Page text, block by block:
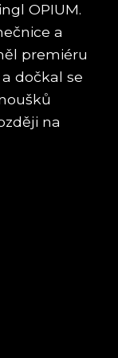
OPIUM.
a
premiéru
dočkal se
na